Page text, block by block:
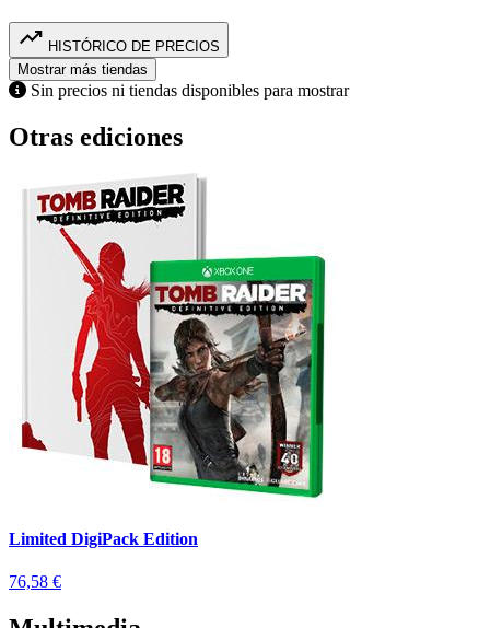
trending_up HISTÓRICO DE PRECIOS
Mostrar más tiendas
Sin precios ni tiendas disponibles para mostrar
Otras ediciones
Limited DigiPack Edition
76,58 €